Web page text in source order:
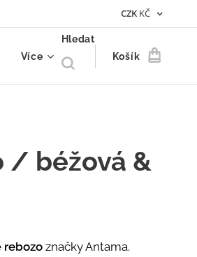
CZK KČ
Více
Hledat
Košík
/ béžová &
rebozo značky Antama.